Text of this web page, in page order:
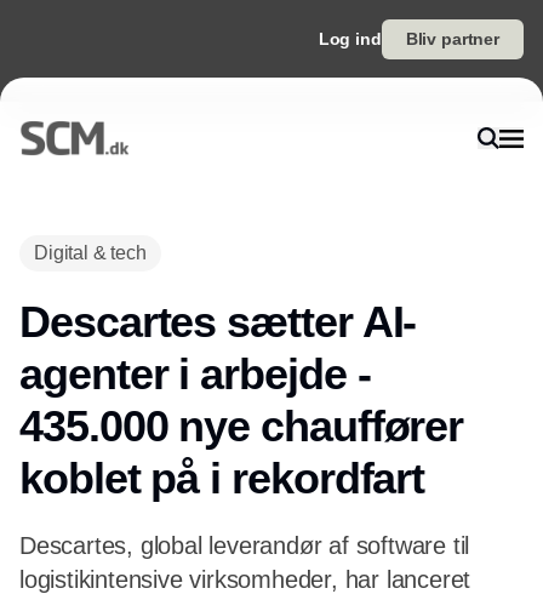
Log ind Bliv partner
Digital & tech
Descartes sætter AI-
agenter i arbejde -
435.000 nye chauffører
koblet på i rekordfart
Descartes, global leverandør af software til
logistikintensive virksomheder, har lanceret